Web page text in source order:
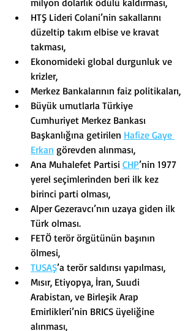
milyon dolarlık ödülü kaldırması,
HTŞ Lideri Colani’nin sakallarını
düzeltip takım elbise ve kravat
takması,
Ekonomideki global durgunluk ve
krizler,
Merkez Bankalarının faiz politikaları,
Büyük umutlarla Türkiye
Cumhuriyet Merkez Bankası
Başkanlığına getirilen Hafize Gaye
Erkan görevden alınması,
Ana Muhalefet Partisi CHP’nin 1977
yerel seçimlerinden beri ilk kez
birinci parti olması,
Alper Gezeravcı’nın uzaya giden ilk
Türk olması.
FETÖ terör örgütünün başının
ölmesi,
TUSAŞ’a terör saldırısı yapılması,
Mısır, Etiyopya, İran, Suudi
Arabistan, ve Birleşik Arap
Emirlikleri’nin BRICS üyeliğine
alınması,